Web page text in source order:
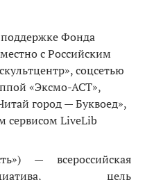
Фонда
с Российским
соцсетью
«Эксмо-АСТ»,
город — Буквоед»,
LiveLib
— всероссийская
цель